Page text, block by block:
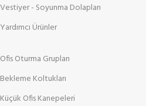
Vestiyer - Soyunma Dolapları
Yardımcı Ürünler
Ofis Oturma Grupları
Bekleme Koltukları
Küçük Ofis Kanepeleri